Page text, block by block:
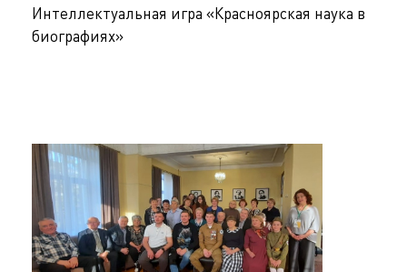
Интеллектуальная игра «Красноярская наука в
биографиях»